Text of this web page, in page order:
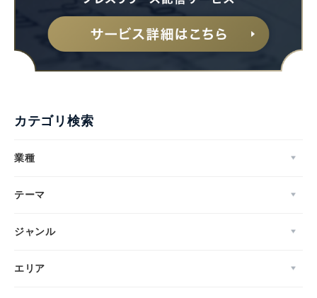
カテゴリ検索
業種
テーマ
ジャンル
エリア